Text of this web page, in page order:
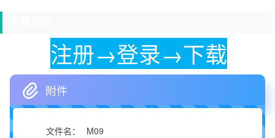
注册→登录→下载
附件
文件名：
M09